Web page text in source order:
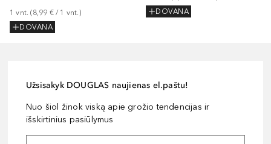
1 vnt. (8,99 € / 1 vnt.)
DOVANA
DOVANA
Užsisakyk DOUGLAS naujienas el.paštu!
Nuo šiol žinok viską apie grožio tendencijas ir
išskirtinius pasiūlymus